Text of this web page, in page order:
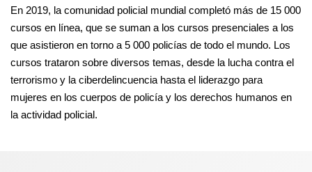
En 2019, la comunidad policial mundial completó más de 15 000
cursos en línea, que se suman a los cursos presenciales a los
que asistieron en torno a 5 000 policías de todo el mundo. Los
cursos trataron sobre diversos temas, desde la lucha contra el
terrorismo y la ciberdelincuencia hasta el liderazgo para
mujeres en los cuerpos de policía y los derechos humanos en
la actividad policial.